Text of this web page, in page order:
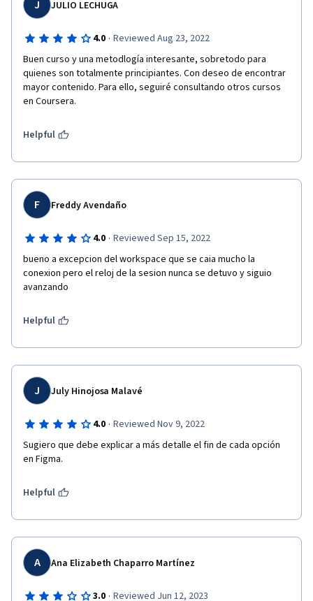
J JULIO LECHUGA
4.0 · Reviewed Aug 23, 2022
Buen curso y una metodlogía interesante, sobretodo para
quienes son totalmente principiantes. Con deseo de encontrar
mayor contenido. Para ello, seguiré consultando otros cursos
en Coursera.
Helpful
F Freddy Avendaño
4.0 · Reviewed Sep 15, 2022
bueno a excepcion del workspace que se caia mucho la
conexion pero el reloj de la sesion nunca se detuvo y siguio
avanzando
Helpful
J July Hinojosa Malavé
4.0 · Reviewed Nov 9, 2022
Sugiero que debe explicar a más detalle el fin de cada opción
en Figma.
Helpful
A Ana Elizabeth Chaparro Martínez
3.0 · Reviewed Jun 12, 2023